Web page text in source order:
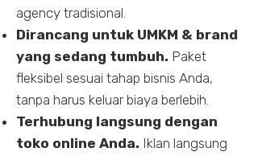
agency tradisional.
Dirancang untuk UMKM & brand
yang sedang tumbuh. Paket
fleksibel sesuai tahap bisnis Anda,
tanpa harus keluar biaya berlebih.
Terhubung langsung dengan
toko online Anda. Iklan langsung